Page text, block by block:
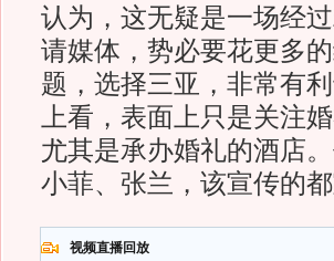
认为，这无疑是一场经
请媒体，势必要花更多
题，选择三亚，非常有
上看，表面上只是关注
尤其是承办婚礼的酒店
小菲、张兰，该宣传的
视频直播回放